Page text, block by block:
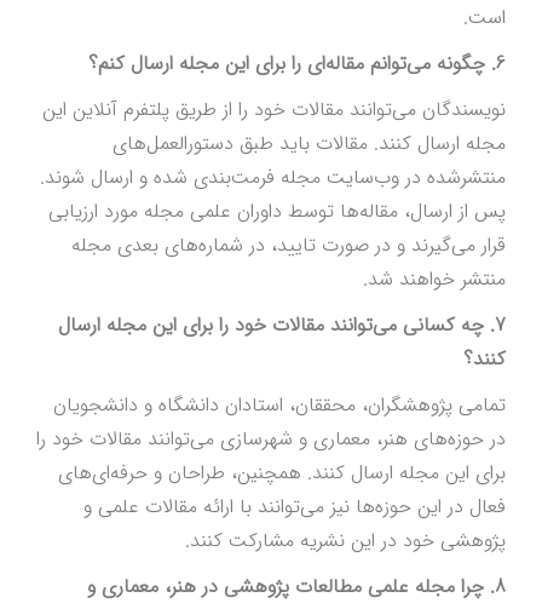
است.
6. چگونه می‌توانم مقاله‌ای را برای این مجله ارسال کنم؟
نویسندگان می‌توانند مقالات خود را از طریق پلتفرم آنلاین این
مجله ارسال کنند. مقالات باید طبق دستورالعمل‌های
منتشرشده در وب‌سایت مجله فرمت‌بندی شده و ارسال شوند.
پس از ارسال، مقاله‌ها توسط داوران علمی مجله مورد ارزیابی
قرار می‌گیرند و در صورت تایید، در شماره‌های بعدی مجله
منتشر خواهند شد.
7. چه کسانی می‌توانند مقالات خود را برای این مجله ارسال
کنند؟
تمامی پژوهشگران، محققان، استادان دانشگاه و دانشجویان
در حوزه‌های هنر، معماری و شهرسازی می‌توانند مقالات خود را
برای این مجله ارسال کنند. همچنین، طراحان و حرفه‌ای‌های
فعال در این حوزه‌ها نیز می‌توانند با ارائه مقالات علمی و
پژوهشی خود در این نشریه مشارکت کنند.
8. چرا مجله علمی مطالعات پژوهشی در هنر، معماری و